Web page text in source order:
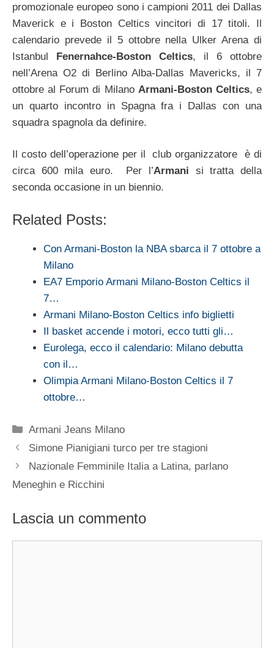
promozionale europeo sono i campioni 2011 dei Dallas
Maverick e i Boston Celtics vincitori di 17 titoli. Il
calendario prevede il 5 ottobre nella Ulker Arena di
Istanbul Fenernahce-Boston Celtics, il 6 ottobre
nell’Arena O2 di Berlino Alba-Dallas Mavericks, il 7
ottobre al Forum di Milano Armani-Boston Celtics, e
un quarto incontro in Spagna fra i Dallas con una
squadra spagnola da definire.
Il costo dell’operazione per il club organizzatore è di
circa 600 mila euro. Per l’Armani si tratta della
seconda occasione in un biennio.
Related Posts:
Con Armani-Boston la NBA sbarca il 7 ottobre a
Milano
EA7 Emporio Armani Milano-Boston Celtics il
7…
Armani Milano-Boston Celtics info biglietti
Il basket accende i motori, ecco tutti gli…
Eurolega, ecco il calendario: Milano debutta
con il…
Olimpia Armani Milano-Boston Celtics il 7
ottobre…
Categorie
Armani Jeans Milano
Simone Pianigiani turco per tre stagioni
Nazionale Femminile Italia a Latina, parlano
Meneghin e Ricchini
Lascia un commento